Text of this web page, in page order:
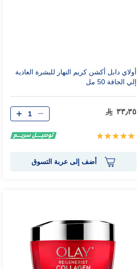
أولاي دابل أكشن كريم النهار للبشرة العادية
إلي الجافة 50 مل
٣٣٫٣٥
تقييم:
الكمية
أضف إلى عربة التسوق